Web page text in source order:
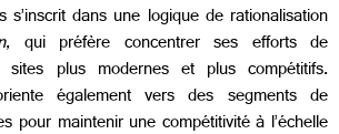
s’inscrit dans une logique de rationalisation
, qui préfère concentrer ses efforts de
plus modernes et plus compétitifs.
également vers des segments de
pour maintenir une compétitivité à l’échelle